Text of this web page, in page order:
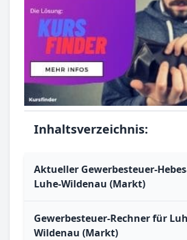
Inhaltsverzeichnis:
Aktueller Gewerbesteuer-
Luhe-Wildenau (Markt)
Gewerbesteuer-Rechner für
Wildenau (Markt)